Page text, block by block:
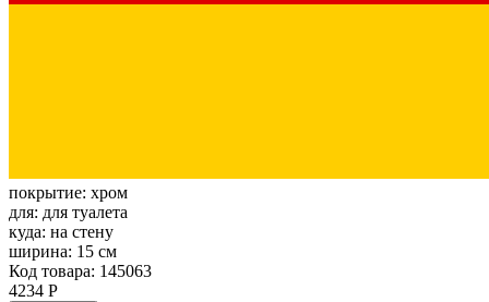
покрытие: хром
для: для туалета
куда: на стену
ширина: 15 см
Код товара: 145063
4234 Р